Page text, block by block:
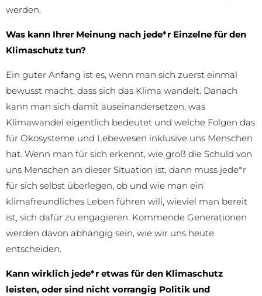
werden.
Was kann Ihrer Meinung nach jede*r Einzelne für den
Klimaschutz tun?
Ein guter Anfang ist es, wenn man sich zuerst einmal
bewusst macht, dass sich das Klima wandelt. Danach
kann man sich damit auseinandersetzen, was
Klimawandel eigentlich bedeutet und welche Folgen das
für Ökosysteme und Lebewesen inklusive uns Menschen
hat. Wenn man für sich erkennt, wie groß die Schuld von
uns Menschen an dieser Situation ist, dann muss jede*r
für sich selbst überlegen, ob und wie man ein
klimafreundliches Leben führen will, wieviel man bereit
ist, sich dafür zu engagieren. Kommende Generationen
werden davon abhängig sein, wie wir uns heute
entscheiden.
Kann wirklich jede*r etwas für den Klimaschutz
leisten, oder sind nicht vorrangig Politik und